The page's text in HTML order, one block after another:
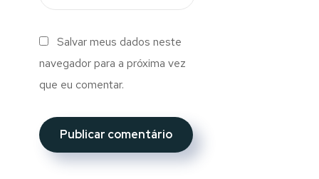
Salvar meus dados neste
navegador para a próxima vez
que eu comentar.